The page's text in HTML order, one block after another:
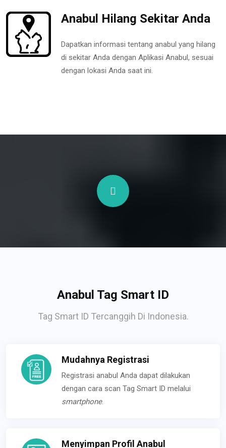
Anabul Hilang Sekitar Anda
Dapatkan informasi tentang anabul yang hilang
di sekitar Anda dengan Aplikasi Anabul, sesuai
dengan lokasi Anda saat ini.
Anabul Tag Smart ID
Tag Smart ID Tercanggih Di Indonesia.
Mudahnya Registrasi
Registrasi anabul Anda dapat dilakukan
dengan cara scan Tag Smart ID melalui
smartphone.
Menyimpan Profil Anabul